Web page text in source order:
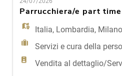
FR
IT
potenziamento dell'area
Lombardia, ricerchiamo una
rapporto con un importante
Parrucchiera/e part time
Italia, Lombardia, Milano
Servizi e cura della
Vendita al dettaglio/